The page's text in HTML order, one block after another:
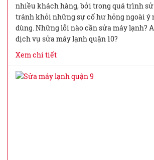
nhiều khách hàng, bởi trong quá trình
tránh khỏi những sự cố hư hỏng ngoài ý
dùng. Những lỗi nào cần sửa máy lạnh?
dịch vụ sửa máy lạnh quận 10?
Xem chi tiết